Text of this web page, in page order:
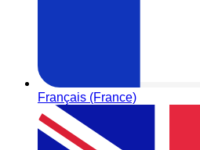
Français (France)